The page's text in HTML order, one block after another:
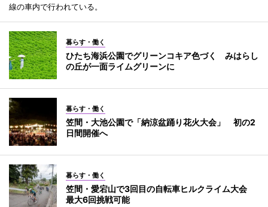
線の車内で行われている。
暮らす・働く
ひたち海浜公園でグリーンコキア色づく みはらし
の丘が一面ライムグリーンに
暮らす・働く
笠間・大池公園で「納涼盆踊り花火大会」 初の2
日間開催へ
暮らす・働く
笠間・愛宕山で3回目の自転車ヒルクライム大会
最大6回挑戦可能